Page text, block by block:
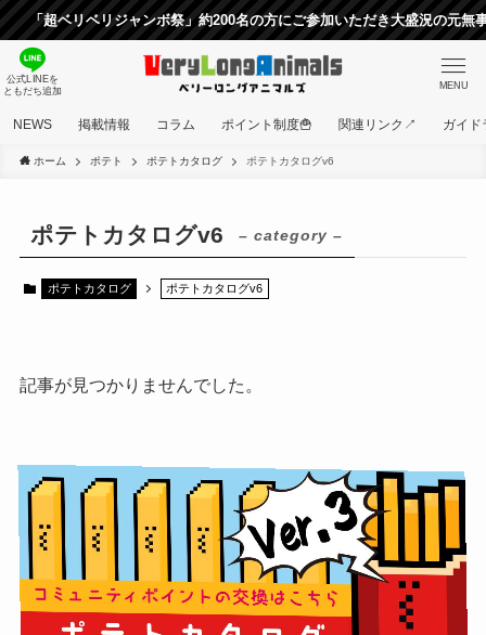
超ベリベリジャンボ祭」約200名の方にご参加いただき大盛況の元無事終
公式LINEを
ともだち追加
MENU
NEWS 掲載情報 コラム ポイント制度🍟 関連リンク↗ ガイド
ホーム ポテト ポテトカタログ ポテトカタログv6
ポテトカタログv6 – category –
ポテトカタログ ポテトカタログv6
記事が見つかりませんでした。